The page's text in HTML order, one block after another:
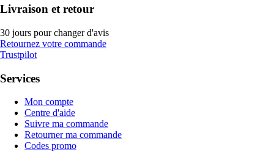
Livraison et retour
30 jours pour changer d'avis
Retournez votre commande
Trustpilot
Services
Mon compte
Centre d'aide
Suivre ma commande
Retourner ma commande
Codes promo